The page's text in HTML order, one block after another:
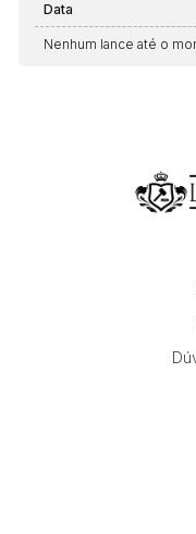
Data
Nenhum lance até o